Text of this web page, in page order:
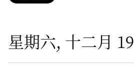
星期六, 十二月 19